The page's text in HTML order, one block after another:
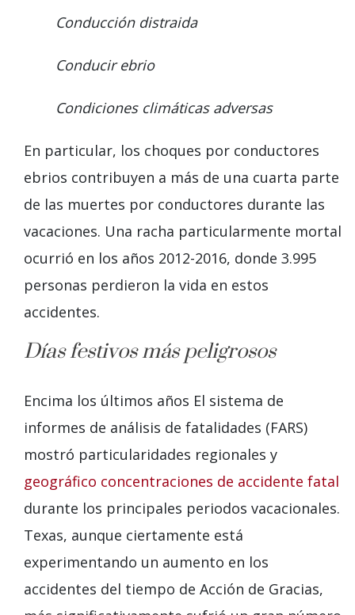
Conducción distraida
Conducir ebrio
Condiciones climáticas adversas
En particular, los choques por conductores
ebrios contribuyen a más de una cuarta parte
de las muertes por conductores durante las
vacaciones. Una racha particularmente mortal
ocurrió en los años 2012-2016, donde 3.995
personas perdieron la vida en estos
accidentes.
Días festivos más peligrosos
Encima los últimos años El sistema de
informes de análisis de fatalidades (FARS)
mostró particularidades regionales y
geográfico concentraciones de accidente fatal
durante los principales periodos vacacionales.
Texas, aunque ciertamente está
experimentando un aumento en los
accidentes del tiempo de Acción de Gracias,